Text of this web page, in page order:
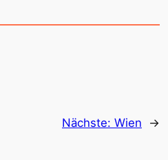
Nächste: Wien →